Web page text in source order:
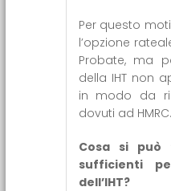
Per questo
l’opzione
Probate, ma
della IHT non
in modo da
dovuti ad HMRC.
Cosa si
sufficienti
dell’IHT?